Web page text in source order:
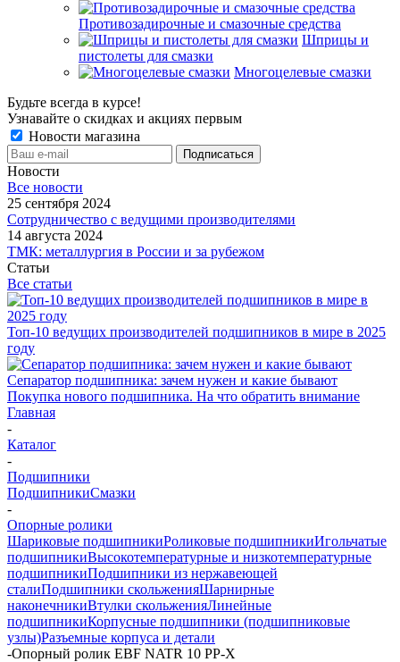
Противозадирочные и смазочные средства
Шприцы и
пистолеты для смазки
Многоцелевые смазки
Будьте всегда в курсе!
Узнавайте о скидках и акциях первым
Новости магазина
Новости
Все новости
25 сентября 2024
Сотрудничество с ведущими производителями
14 августа 2024
ТМК: металлургия в России и за рубежом
Статьи
Все статьи
Топ-10 ведущих производителей подшипников в мире в 2025
году
Сепаратор подшипника: зачем нужен и какие бывают
Покупка нового подшипника. На что обратить внимание
Главная
-
Каталог
-
Подшипники
ПодшипникиСмазки
-
Опорные ролики
Шариковые подшипникиРоликовые подшипникиИгольчатые
подшипникиВысокотемпературные и низкотемпературные
подшипникиПодшипники из нержавеющей
сталиПодшипники скольженияШарнирные
наконечникиВтулки скольженияЛинейные
подшипникиКорпусные подшипники (подшипниковые
узлы)Разъемные корпуса и детали
-Опорный ролик EBF NATR 10 PP-X